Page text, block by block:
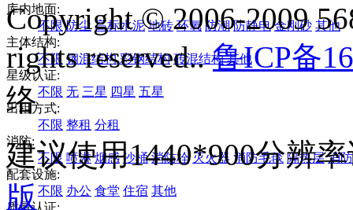
库内地面:
不限 防尘 高标水泥 地砖 环氧 防潮 防静电 金刚砂 其他
主体结构:
不限 钢混结构 彩钢结构 砖混结构 其他
星级认证:
不限 无 三星 四星 五星
出租方式:
不限 整租 分租
消防:
不限 喷淋 烟感 沙桶 消防栓 灭火器 消防毛毯 隔热层 消
配套设施:
不限 办公 食堂 住宿 其他
质量认证:
Copyright © 2006-2009
rights reserved..鲁ICP备
络
建议使用1440*900分辨
版